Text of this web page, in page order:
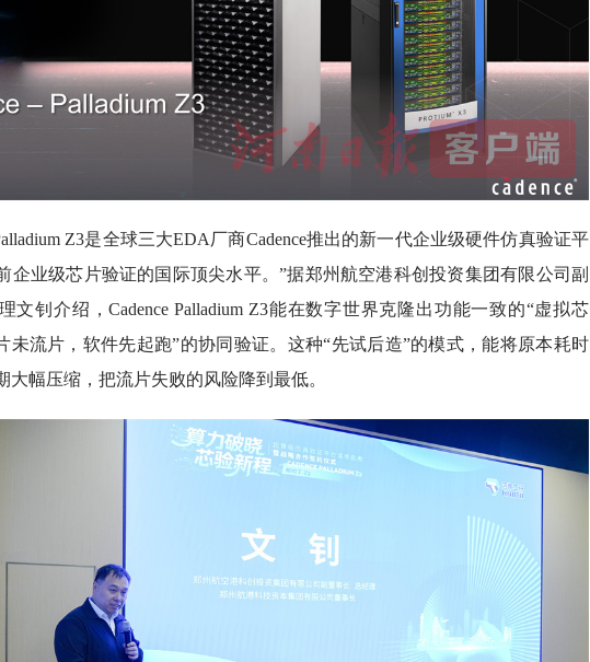
Z3是全球三大EDA厂商Cadence推出的新一代企业级硬件仿真验证平
企业级芯片验证的国际顶尖水平。”据郑州航空港科创投资集团有限公司副
文钊介绍，Cadence Palladium Z3能在数字世界克隆出功能一致的“虚拟芯
未流片，软件先起跑”的协同验证。这种“先试后造”的模式，能将原本耗时
大幅压缩，把流片失败的风险降到最低。